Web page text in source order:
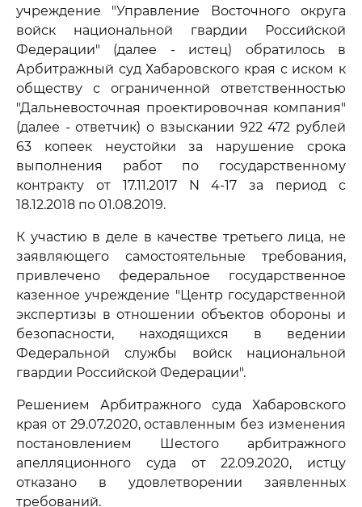
учреждение "Управление Восточного округа
войск национальной гвардии Российской
Федерации" (далее - истец) обратилось в
Арбитражный суд Хабаровского края с иском к
обществу с ограниченной ответственностью
"Дальневосточная проектировочная компания"
(далее - ответчик) о взыскании 922 472 рублей
63 копеек неустойки за нарушение срока
выполнения работ по государственному
контракту от 17.11.2017 N 4-17 за период с
18.12.2018 по 01.08.2019.
К участию в деле в качестве третьего лица, не
заявляющего самостоятельные требования,
привлечено федеральное государственное
казенное учреждение "Центр государственной
экспертизы в отношении объектов обороны и
безопасности, находящихся в ведении
Федеральной службы войск национальной
гвардии Российской Федерации".
Решением Арбитражного суда Хабаровского
края от 29.07.2020, оставленным без изменения
постановлением Шестого арбитражного
апелляционного суда от 22.09.2020, истцу
отказано в удовлетворении заявленных
требований.